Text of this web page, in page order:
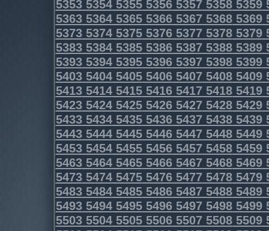
5353535453555356535753585359
5363536453655366536753685369
5373537453755376537753785379
5383538453855386538753885389
5393539453955396539753985399
5403540454055406540754085409
5413541454155416541754185419
5423542454255426542754285429
5433543454355436543754385439
5443544454455446544754485449
5453545454555456545754585459
5463546454655466546754685469
5473547454755476547754785479
5483548454855486548754885489
5493549454955496549754985499
5503550455055506550755085509